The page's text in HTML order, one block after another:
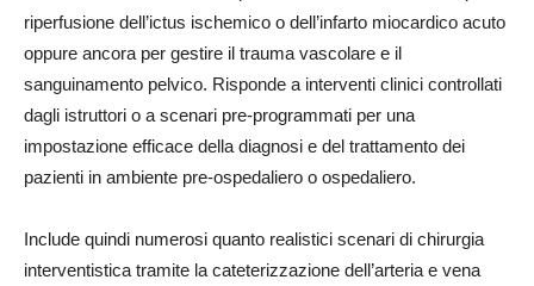
riperfusione dell’ictus ischemico o dell’infarto miocardico acuto
oppure ancora per gestire il trauma vascolare e il
sanguinamento pelvico. Risponde a interventi clinici controllati
dagli istruttori o a scenari pre-programmati per una
impostazione efficace della diagnosi e del trattamento dei
pazienti in ambiente pre-ospedaliero o ospedaliero.
Include quindi numerosi quanto realistici scenari di chirurgia
interventistica tramite la cateterizzazione dell’arteria e vena